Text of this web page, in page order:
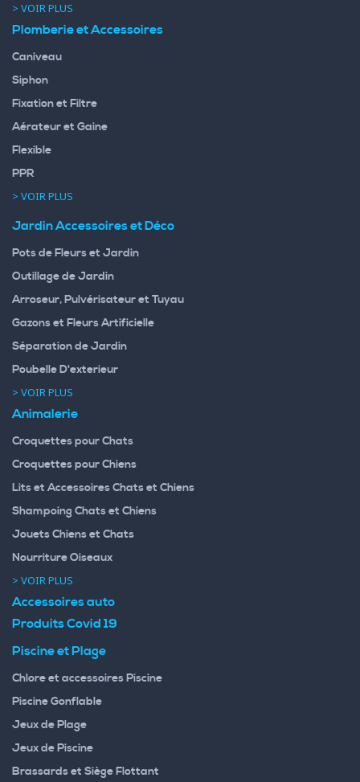
> VOIR PLUS
Plomberie et Accessoires
Caniveau
Siphon
Fixation et Filtre
Aérateur et Gaine
Flexible
PPR
> VOIR PLUS
Jardin Accessoires et Déco
Pots de Fleurs et Jardin
Outillage de Jardin
Arroseur, Pulvérisateur et Tuyau
Gazons et Fleurs Artificielle
Séparation de Jardin
Poubelle D'exterieur
> VOIR PLUS
Animalerie
Croquettes pour Chats
Croquettes pour Chiens
Lits et Accessoires Chats et Chiens
Shampoing Chats et Chiens
Jouets Chiens et Chats
Nourriture Oiseaux
> VOIR PLUS
Accessoires auto
Produits Covid 19
Piscine et Plage
Chlore et accessoires Piscine
Piscine Gonflable
Jeux de Plage
Jeux de Piscine
Brassards et Siège Flottant